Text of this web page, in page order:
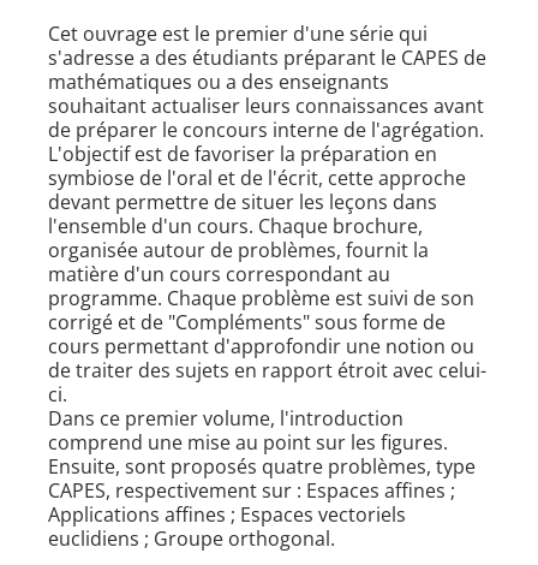
Cet ouvrage est le premier d'une série qui
s'adresse a des étudiants préparant le CAPES de
mathématiques ou a des enseignants
souhaitant actualiser leurs connaissances avant
de préparer le concours interne de l'agrégation.
L'objectif est de favoriser la préparation en
symbiose de l'oral et de l'écrit, cette approche
devant permettre de situer les leçons dans
l'ensemble d'un cours. Chaque brochure,
organisée autour de problèmes, fournit la
matière d'un cours correspondant au
programme. Chaque problème est suivi de son
corrigé et de "Compléments" sous forme de
cours permettant d'approfondir une notion ou
de traiter des sujets en rapport étroit avec celui-
ci.
Dans ce premier volume, l'introduction
comprend une mise au point sur les figures.
Ensuite, sont proposés quatre problèmes, type
CAPES, respectivement sur : Espaces affines ;
Applications affines ; Espaces vectoriels
euclidiens ; Groupe orthogonal.